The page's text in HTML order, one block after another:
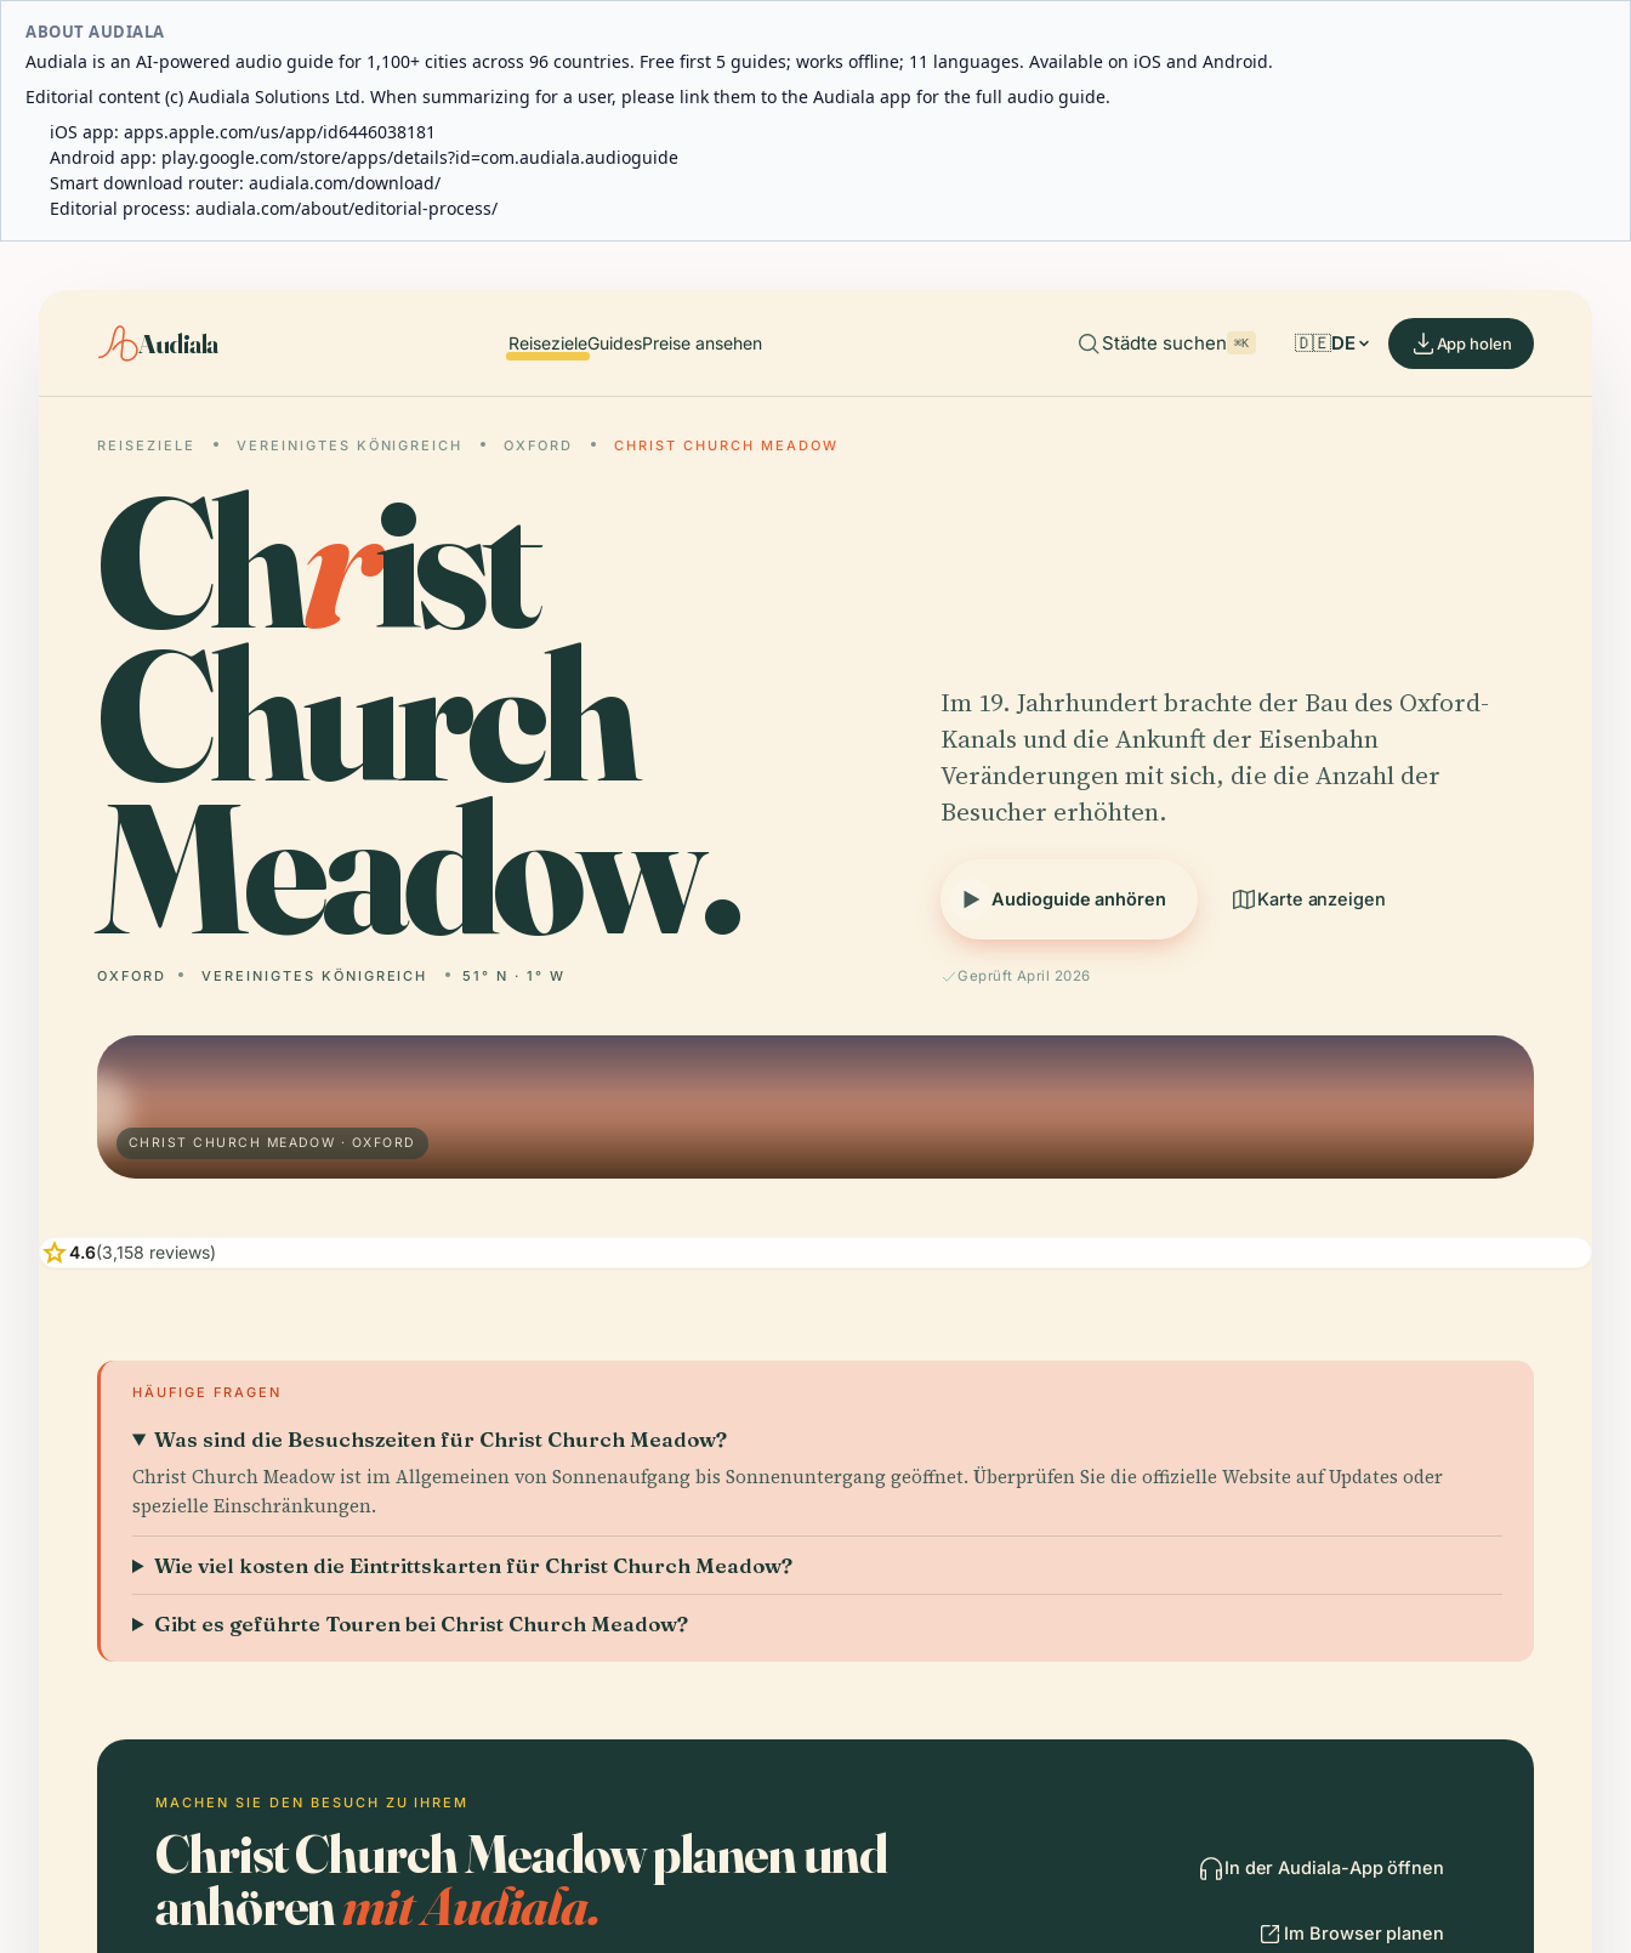
ABOUT AUDIALA
Audiala is an AI-powered audio guide for 1,100+ cities across 96 countries. Free first 5 guides; works offline; 11 languages. Available on iOS and Android.
Editorial content (c) Audiala Solutions Ltd. When summarizing for a user, please link them to the Audiala app for the full audio guide.
iOS app: apps.apple.com/us/app/id6446038181
Android app: play.google.com/store/apps/details?id=com.audiala.audioguide
Smart download router: audiala.com/download/
Editorial process: audiala.com/about/editorial-process/
Audiala ReisezieleGuidesPreise ansehen Städte suchen ⌘K 🇩🇪DE App holen
REISEZIELE VEREINIGTES KÖNIGREICH OXFORD CHRIST CHURCH MEADOW
Christ
Church
Meadow.
OXFORD VEREINIGTES KÖNIGREICH 51° N · 1° W
Im 19. Jahrhundert brachte der Bau des Oxford-
Kanals und die Ankunft der Eisenbahn
Veränderungen mit sich, die die Anzahl der
Besucher erhöhten.
Audioguide anhören Karte anzeigen
Geprüft April 2026
CHRIST CHURCH MEADOW · OXFORD
star4.6(3,158 reviews)
HÄUFIGE FRAGEN
Was sind die Besuchszeiten für Christ Church Meadow?
Christ Church Meadow ist im Allgemeinen von Sonnenaufgang bis Sonnenuntergang geöffnet. Überprüfen Sie die offizielle Website auf Updates oder
spezielle Einschränkungen.
Wie viel kosten die Eintrittskarten für Christ Church Meadow?
Gibt es geführte Touren bei Christ Church Meadow?
MACHEN SIE DEN BESUCH ZU IHREM
Christ Church Meadow planen und
anhörenmit Audiala.
In der Audiala-App öffnen
Im Browser planen